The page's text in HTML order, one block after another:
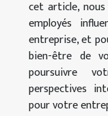
cet article,
employés
entreprise, et
bien-être de
poursuivre
perspectives
pour votre